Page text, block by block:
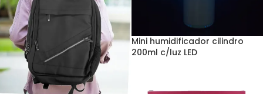
Mini humidificador cilindro
200ml c/luz LED